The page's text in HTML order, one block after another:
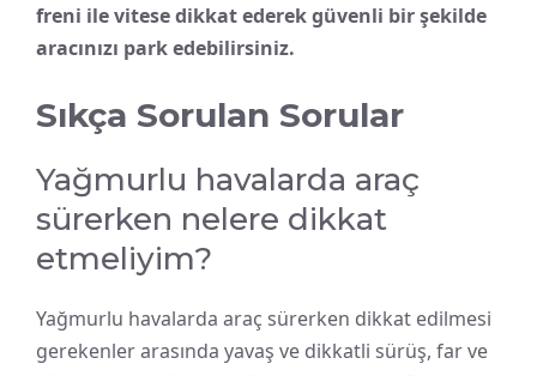
freni ile vitese dikkat ederek güvenli bir şekilde
aracınızı park edebilirsiniz.
Sıkça Sorulan Sorular
Yağmurlu havalarda araç
sürerken nelere dikkat
etmeliyim?
Yağmurlu havalarda araç sürerken dikkat edilmesi
gerekenler arasında yavaş ve dikkatli sürüş, far ve